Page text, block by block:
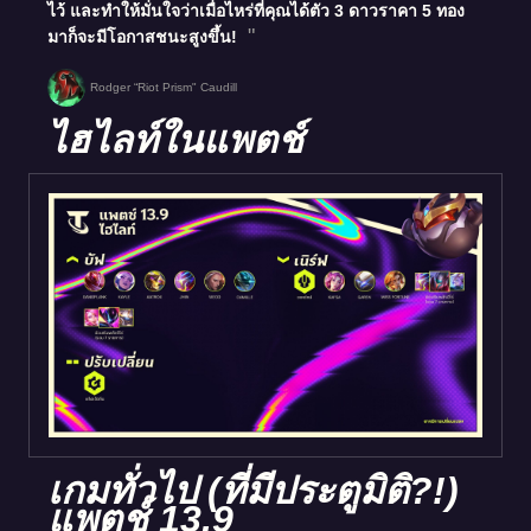
ไว้ และทำให้มั่นใจว่าเมื่อไหร่ที่คุณได้ตัว 3 ดาวราคา 5 ทอง
มาก็จะมีโอกาสชนะสูงขึ้น!
Rodger “Riot Prism" Caudill
ไฮไลท์ในแพตช์
เกมทั่วไป (ที่มีประตูมิติ?!)
แพตช์ 13.9